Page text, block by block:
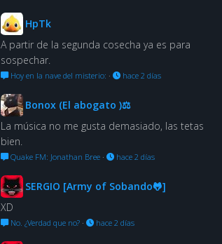
HpTk
A partir de la segunda cosecha ya es para
sospechar.
Hoy en la nave del misterio: · hace 2 días
Bonox (El abogato )⚖
La música no me gusta demasiado, las tetas
bien.
Quake FM: Jonathan Bree · hace 2 días
SERGIO [Army of Sobando🐸]
XD
No. ¿Verdad que no? · hace 2 días